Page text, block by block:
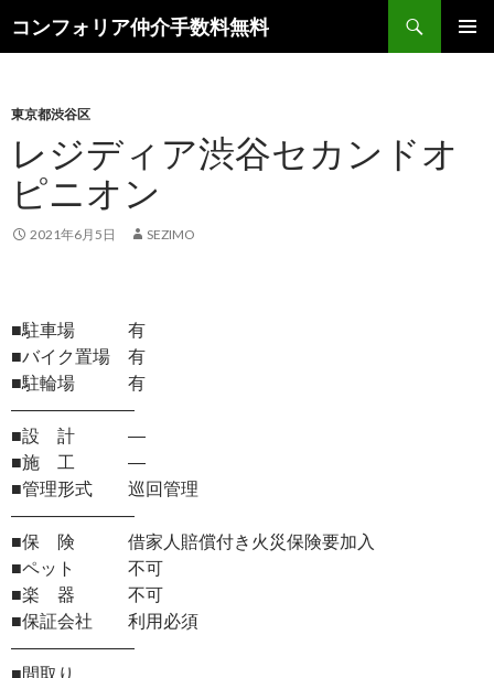
コンフォリア仲介手数料無料
索
ン
ツ
へ
ス
キ
ッ
東京都渋谷区
レジディア渋谷セカンドオ
ピニオン
2021年6月5日 SEZIMO
■駐車場 有
■バイク置場 有
■駐輪場 有
―――――――
■設 計 ―
■施 工 ―
■管理形式 巡回管理
―――――――
■保 険 借家人賠償付き火災保険要加入
■ペット 不可
■楽 器 不可
■保証会社 利用必須
―――――――
■間取り